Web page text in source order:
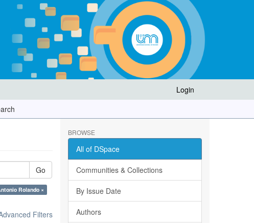
Login
Go
Rolando ×
Filters
BROWSE
All of DSpace
Communities & Collections
By Issue Date
Authors